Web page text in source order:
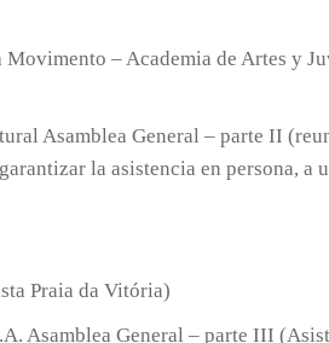
Movimento – Academia de Artes y
Asamblea General – parte II
la asistencia en persona, a
Praia da Vitória)
Asamblea General – parte III